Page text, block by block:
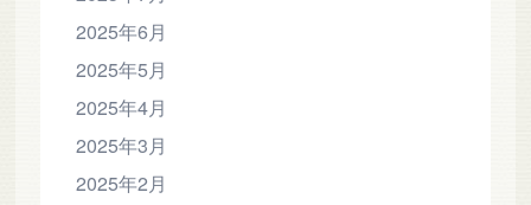
2025年6月
2025年5月
2025年4月
2025年3月
2025年2月